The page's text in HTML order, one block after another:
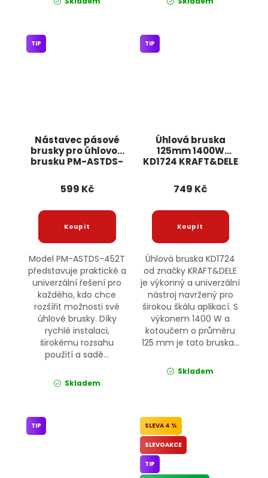
Nástavec pásové
brusky pro úhlovou
brusku PM-ASTDS-
TIP
599 Kč
Model PM-ASTDS-452T
představuje praktické a
univerzální řešení pro
každého, kdo chce
rozšířit možnosti své
úhlové brusky. Díky
rychlé instalaci,
širokému rozsahu
použití a sadě...
Skladem
Úhlová bruska
125mm 1400W
KD1724 KRAFT&DELE
TIP
749 Kč
Úhlová bruska KD1724
od značky KRAFT&DELE
je výkonný a univerzální
nástroj navržený pro
širokou škálu aplikací. S
výkonem 1400 W a
kotoučem o průměru
125 mm je tato bruska...
Skladem
TIP 4 %
SLEVOAKCE
TIP